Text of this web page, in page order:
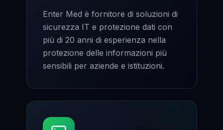
Enter Med è fornitore di soluzioni di
sicurezza IT e protezione dati con
più di 20 anni di esperienza nella
protezione delle informazioni più
sensibili per aziende e istituzioni.